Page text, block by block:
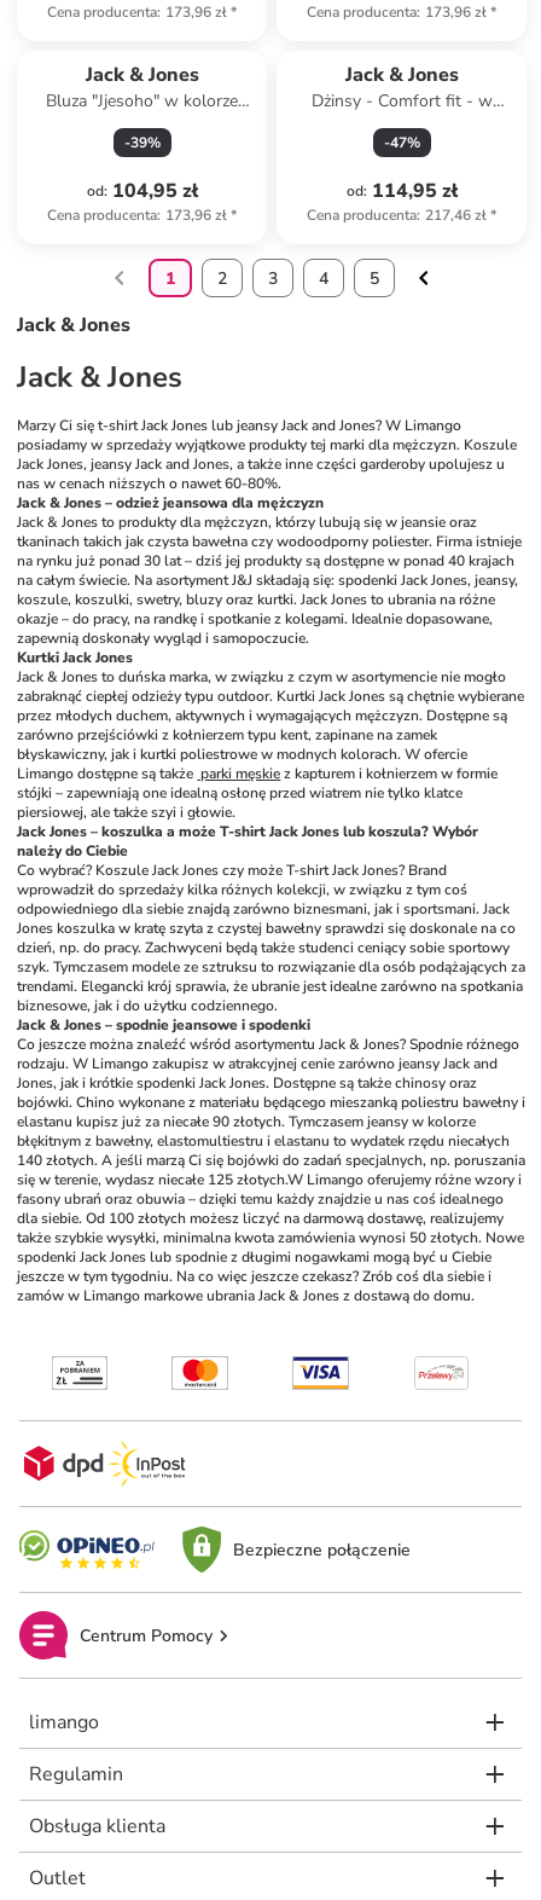
Cena producenta: 173,96 zł* Cena producenta: 173,96 zł*
Jack & Jones
Bluza "Jjesoho" w kolorze
błękitnym
-39%
od: 104,95 zł
Cena producenta: 173,96 zł*
Jack & Jones
Dżinsy - Comfort fit - w
kolorze czarnym
-47%
od: 114,95 zł
Cena producenta: 217,46 zł*
1 2 3 4 5
Jack & Jones
Jack & Jones
Marzy Ci się t-shirt Jack Jones lub jeansy Jack and Jones? W Limango
posiadamy w sprzedaży wyjątkowe produkty tej marki dla mężczyzn. Koszule
Jack Jones, jeansy Jack and Jones, a także inne części garderoby upolujesz u
nas w cenach niższych o nawet 60-80%.
Jack & Jones – odzież jeansowa dla mężczyzn
Jack & Jones to produkty dla mężczyzn, którzy lubują się w jeansie oraz
tkaninach takich jak czysta bawełna czy wodoodporny poliester. Firma istnieje
na rynku już ponad 30 lat – dziś jej produkty są dostępne w ponad 40 krajach
na całym świecie. Na asortyment J&J składają się: spodenki Jack Jones, jeansy,
koszule, koszulki, swetry, bluzy oraz kurtki. Jack Jones to ubrania na różne
okazje – do pracy, na randkę i spotkanie z kolegami. Idealnie dopasowane,
zapewnią doskonały wygląd i samopoczucie.
Kurtki Jack Jones
Jack & Jones to duńska marka, w związku z czym w asortymencie nie mogło
zabraknąć ciepłej odzieży typu outdoor. Kurtki Jack Jones są chętnie wybierane
przez młodych duchem, aktywnych i wymagających mężczyzn. Dostępne są
zarówno przejściówki z kołnierzem typu kent, zapinane na zamek
błyskawiczny, jak i kurtki poliestrowe w modnych kolorach. W ofercie
Limango dostępne są także parki męskie z kapturem i kołnierzem w formie
stójki – zapewniają one idealną osłonę przed wiatrem nie tylko klatce
piersiowej, ale także szyi i głowie.
Jack Jones – koszulka a może T-shirt Jack Jones lub koszula? Wybór
należy do Ciebie
Co wybrać? Koszule Jack Jones czy może T-shirt Jack Jones? Brand
wprowadził do sprzedaży kilka różnych kolekcji, w związku z tym coś
odpowiedniego dla siebie znajdą zarówno biznesmani, jak i sportsmani. Jack
Jones koszulka w kratę szyta z czystej bawełny sprawdzi się doskonale na co
dzień, np. do pracy. Zachwyceni będą także studenci ceniący sobie sportowy
szyk. Tymczasem modele ze sztruksu to rozwiązanie dla osób podążających za
trendami. Elegancki krój sprawia, że ubranie jest idealne zarówno na spotkania
biznesowe, jak i do użytku codziennego.
Jack & Jones – spodnie jeansowe i spodenki
Co jeszcze można znaleźć wśród asortymentu Jack & Jones? Spodnie różnego
rodzaju. W Limango zakupisz w atrakcyjnej cenie zarówno jeansy Jack and
Jones, jak i krótkie spodenki Jack Jones. Dostępne są także chinosy oraz
bojówki. Chino wykonane z materiału będącego mieszanką poliestru bawełny i
elastanu kupisz już za niecałe 90 złotych. Tymczasem jeansy w kolorze
błękitnym z bawełny, elastomultiestru i elastanu to wydatek rzędu niecałych
140 złotych. A jeśli marzą Ci się bojówki do zadań specjalnych, np. poruszania
się w terenie, wydasz niecałe 125 złotych.W Limango oferujemy różne wzory i
fasony ubrań oraz obuwia – dzięki temu każdy znajdzie u nas coś idealnego
dla siebie. Od 100 złotych możesz liczyć na darmową dostawę, realizujemy
także szybkie wysyłki, minimalna kwota zamówienia wynosi 50 złotych. Nowe
spodenki Jack Jones lub spodnie z długimi nogawkami mogą być u Ciebie
jeszcze w tym tygodniu. Na co więc jeszcze czekasz? Zrób coś dla siebie i
zamów w Limango markowe ubrania Jack & Jones z dostawą do domu.
Bezpieczne połączenie
Centrum Pomocy
limango
Regulamin
Obsługa klienta
Outlet